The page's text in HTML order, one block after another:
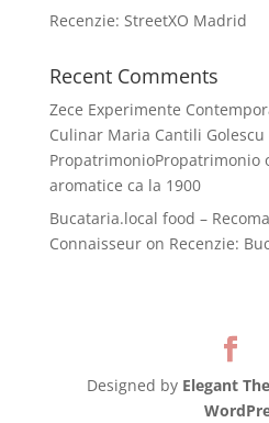
Recenzie: StreetXO Madrid
Recent Comments
Zece Experimente
Culinar Maria Cantili Golescu
PropatrimonioPropatrimonio
aromatice ca la 1900
Bucataria.local food –
Connaisseuron Recenzie:
Designed by Elegant